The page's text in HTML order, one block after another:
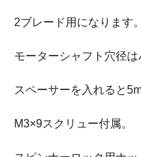
2ブレード用になります。
モーターシャフト穴径は
スペーサーを入れると
M3×9スクリュー付属。